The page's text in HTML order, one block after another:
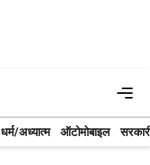
धर्म/अध्यात्म ऑटोमोबाइल